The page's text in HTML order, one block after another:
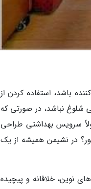
باشد، استفاده کردن از
شلوغ نباشد، در صورتی که
سرویس بهداشتی طراحی
در نشیمن همیشه از یک
نوین، خلاقانه و پیچیده